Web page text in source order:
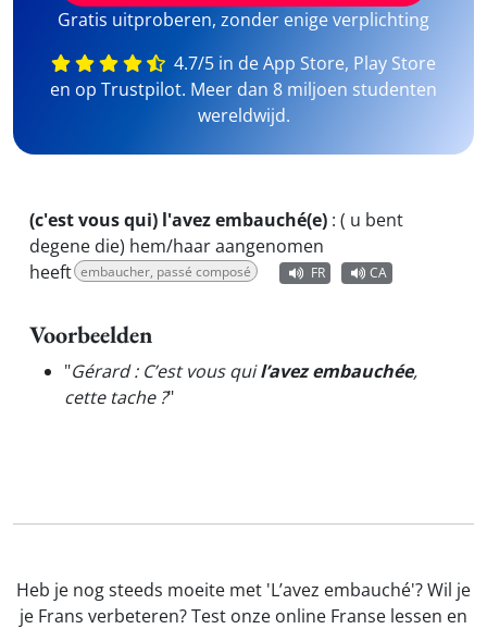
Gratis uitproberen, zonder enige verplichting
4.7/5 in de App Store, Play Store
en op Trustpilot. Meer dan 8 miljoen studenten
wereldwijd.
(c'est vous qui) l'avez embauché(e) : ( u bent
degene die) hem/haar aangenomen
heeft embaucher, passé composé FR CA
Voorbeelden
"Gérard : C’est vous quil’avez embauchée,
cette tache ?"
Heb je nog steeds moeite met 'L’avez embauché'? Wil je
je Frans verbeteren? Test onze online Franse lessen en